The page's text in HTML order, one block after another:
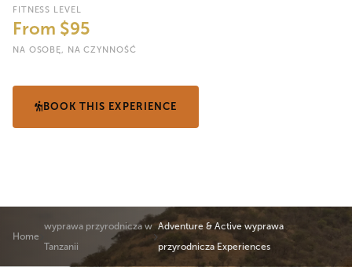
FITNESS LEVEL
From $95
NA OSOBĘ, NA CZYNNOŚĆ
BOOK THIS EXPERIENCE
Home
wyprawa przyrodnicza w
Tanzanii
Adventure & Active wyprawa
przyrodnicza Experiences